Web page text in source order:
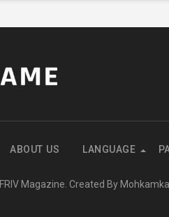
ABOUT US LANGUAGE
FRIV Magazine. Created By